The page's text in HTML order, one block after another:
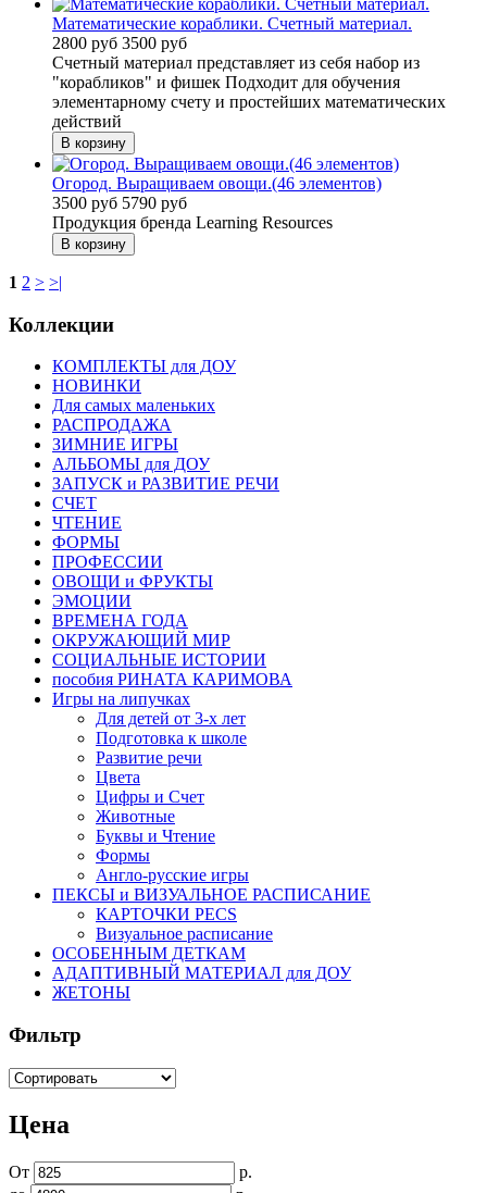
Математические кораблики. Счетный материал.
2800 руб 3500 руб
Счетный материал представляет из себя набор из
"корабликов" и фишек Подходит для обучения
элементарному счету и простейших математических
действий
Огород. Выращиваем овощи.(46 элементов)
3500 руб 5790 руб
Продукция бренда Learning Resources
1 2 > >|
Коллекции
КОМПЛЕКТЫ для ДОУ
НОВИНКИ
Для самых маленьких
РАСПРОДАЖА
ЗИМНИЕ ИГРЫ
АЛЬБОМЫ для ДОУ
ЗАПУСК и РАЗВИТИЕ РЕЧИ
СЧЕТ
ЧТЕНИЕ
ФОРМЫ
ПРОФЕССИИ
ОВОЩИ и ФРУКТЫ
ЭМОЦИИ
ВРЕМЕНА ГОДА
ОКРУЖАЮЩИЙ МИР
СОЦИАЛЬНЫЕ ИСТОРИИ
пособия РИНАТА КАРИМОВА
Игры на липучках
Для детей от 3-х лет
Подготовка к школе
Развитие речи
Цвета
Цифры и Счет
Животные
Буквы и Чтение
Формы
Англо-русские игры
ПЕКСЫ и ВИЗУАЛЬНОЕ РАСПИСАНИЕ
КАРТОЧКИ PECS
Визуальное расписание
ОСОБЕННЫМ ДЕТКАМ
АДАПТИВНЫЙ МАТЕРИАЛ для ДОУ
ЖЕТОНЫ
Фильтр
Цена
От
р.